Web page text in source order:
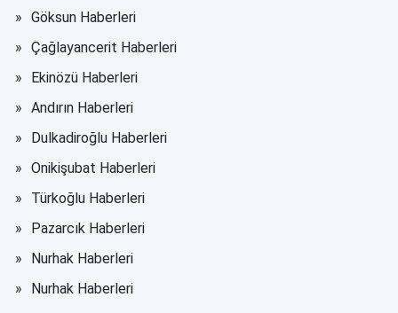
Göksun Haberleri
Çağlayancerit Haberleri
Ekinözü Haberleri
Andırın Haberleri
Dulkadiroğlu Haberleri
Onikişubat Haberleri
Türkoğlu Haberleri
Pazarcık Haberleri
Nurhak Haberleri
Nurhak Haberleri